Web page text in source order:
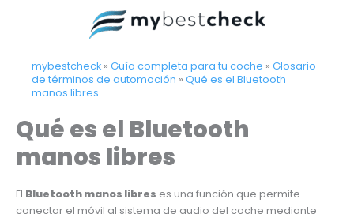
mybestcheck » Guía completa para tu coche » Glosario
de términos de automoción » Qué es el Bluetooth
manos libres
Qué es el Bluetooth
manos libres
El Bluetooth manos libres es una función que permite
conectar el móvil al sistema de audio del coche mediante